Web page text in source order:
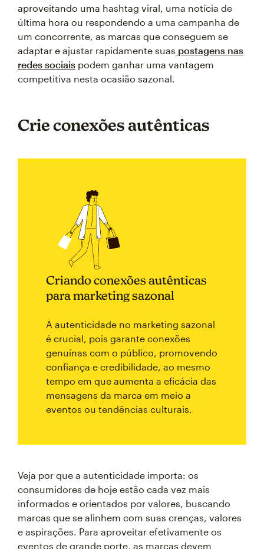
aproveitando uma hashtag viral, uma notícia de
última hora ou respondendo a uma campanha de
um concorrente, as marcas que conseguem se
adaptar e ajustar rapidamente suas postagens nas
redes sociais podem ganhar uma vantagem
competitiva nesta ocasião sazonal.
Crie conexões autênticas
Criando conexões autênticas
para marketing sazonal
A autenticidade no marketing sazonal
é crucial, pois garante conexões
genuínas com o público, promovendo
confiança e credibilidade, ao mesmo
tempo em que aumenta a eficácia das
mensagens da marca em meio a
eventos ou tendências culturais.
Veja por que a autenticidade importa: os
consumidores de hoje estão cada vez mais
informados e orientados por valores, buscando
marcas que se alinhem com suas crenças, valores
e aspirações. Para aproveitar efetivamente os
eventos de grande porte, as marcas devem